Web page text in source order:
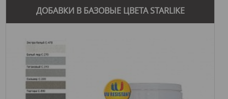
ДОБАВКИ В БАЗОВЫЕ ЦВЕТА STARLIKE